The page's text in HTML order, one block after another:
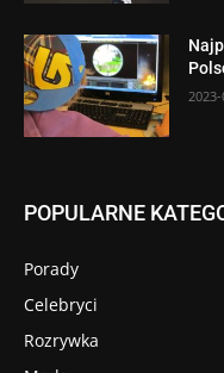
POPULARNE
Porady
Celebryci
Rozrywka